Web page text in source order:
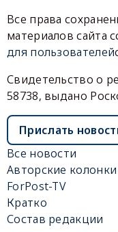
Все права
материалов сайта
для пользователей
Свидетельство о
58738, выдано
Прислать
Все новости
Авторские колонки
ForPost-TV
Кратко
Состав редакции